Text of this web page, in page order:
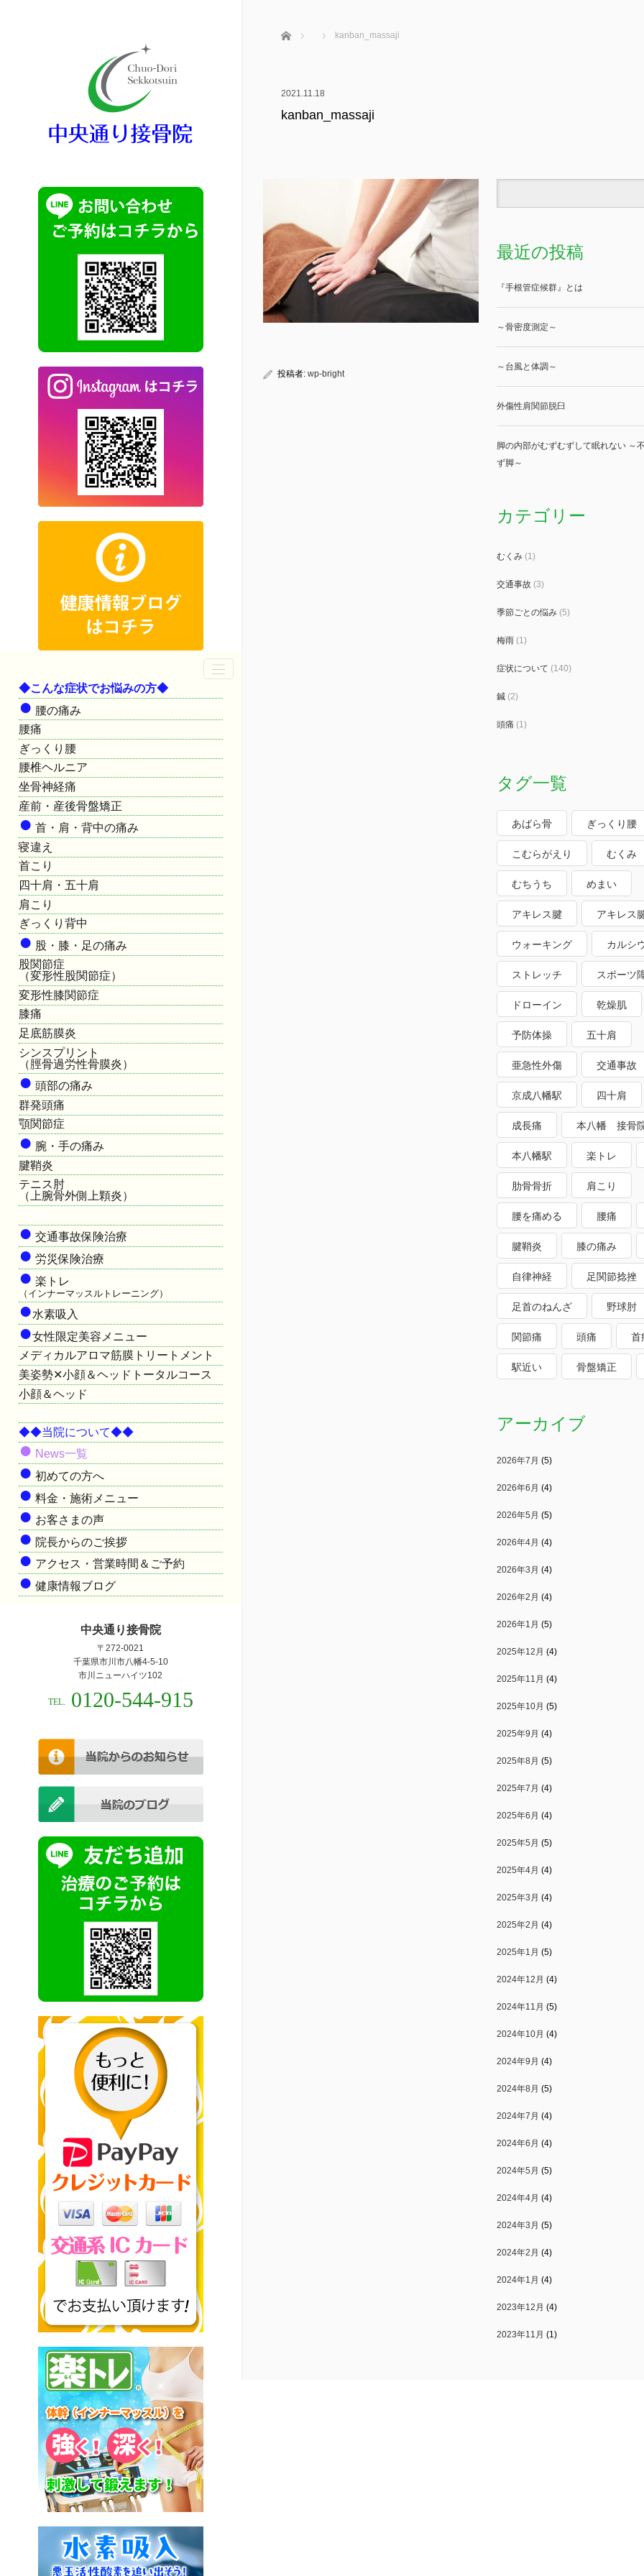
◆こんな症状でお悩みの方◆
● 腰の痛み
腰痛
ぎっくり腰
腰椎ヘルニア
坐骨神経痛
産前・産後骨盤矯正
● 首・肩・背中の痛み
寝違え
首こり
四十肩・五十肩
肩こり
ぎっくり背中
● 股・膝・足の痛み
股関節症
（変形性股関節症）
変形性膝関節症
膝痛
足底筋膜炎
シンスプリント
（脛骨過労性骨膜炎）
● 頭部の痛み
群発頭痛
顎関節症
● 腕・手の痛み
腱鞘炎
テニス肘
（上腕骨外側上顆炎）
● 交通事故保険治療
● 労災保険治療
● 楽トレ
（インナーマッスルトレーニング）
●水素吸入
●女性限定美容メニュー
メディカルアロマ筋膜トリートメント
美姿勢✕小顔＆ヘッドトータルコース
小顔＆ヘッド
◆◆当院について◆◆
● News一覧
● 初めての方へ
● 料金・施術メニュー
● お客さまの声
● 院長からのご挨拶
● アクセス・営業時間＆ご予約
● 健康情報ブログ
中央通り接骨院
〒272-0021
千葉県市川市八幡4-5-10
市川ニューハイツ102
TEL. 0120-544-915
ホーム kanban_massaji
2021.11.18
kanban_massaji
投稿者: wp-bright
最近の投稿
『手根管症候群』とは
～骨密度測定～
～台風と体調～
外傷性肩関節脱臼
脚の内部がむずむずして眠れない ～
ず脚～
カテゴリー
むくみ(1)
交通事故(3)
季節ごとの悩み(5)
梅雨(1)
症状について (140)
鍼(2)
頭痛 (1)
タグ一覧
あばら骨 ぎっくり腰
こむらがえり むくみ
むちうち めまい
アキレス腱 アキレス
ウォーキング カルシ
ストレッチ スポーツ
ドローイン 乾燥肌
予防体操 五十肩
亜急性外傷 交通事故
京成八幡駅 四十肩
成長痛 本八幡 接骨
本八幡駅 楽トレ
肋骨骨折 肩こり
腰を痛める 腰痛
腱鞘炎 膝の痛み
自律神経 足関節捻挫
足首のねんざ 野球肘
関節痛 頭痛 首
駅近い 骨盤矯正
アーカイブ
2026年7月 (5)
2026年6月 (4)
2026年5月 (5)
2026年4月 (4)
2026年3月 (4)
2026年2月 (4)
2026年1月 (5)
2025年12月 (4)
2025年11月 (4)
2025年10月 (5)
2025年9月 (4)
2025年8月 (5)
2025年7月 (4)
2025年6月 (4)
2025年5月 (5)
2025年4月 (4)
2025年3月 (4)
2025年2月 (4)
2025年1月 (5)
2024年12月 (4)
2024年11月 (5)
2024年10月 (4)
2024年9月 (4)
2024年8月 (5)
2024年7月 (4)
2024年6月 (4)
2024年5月 (5)
2024年4月 (4)
2024年3月 (5)
2024年2月 (4)
2024年1月 (4)
2023年12月 (4)
2023年11月 (1)